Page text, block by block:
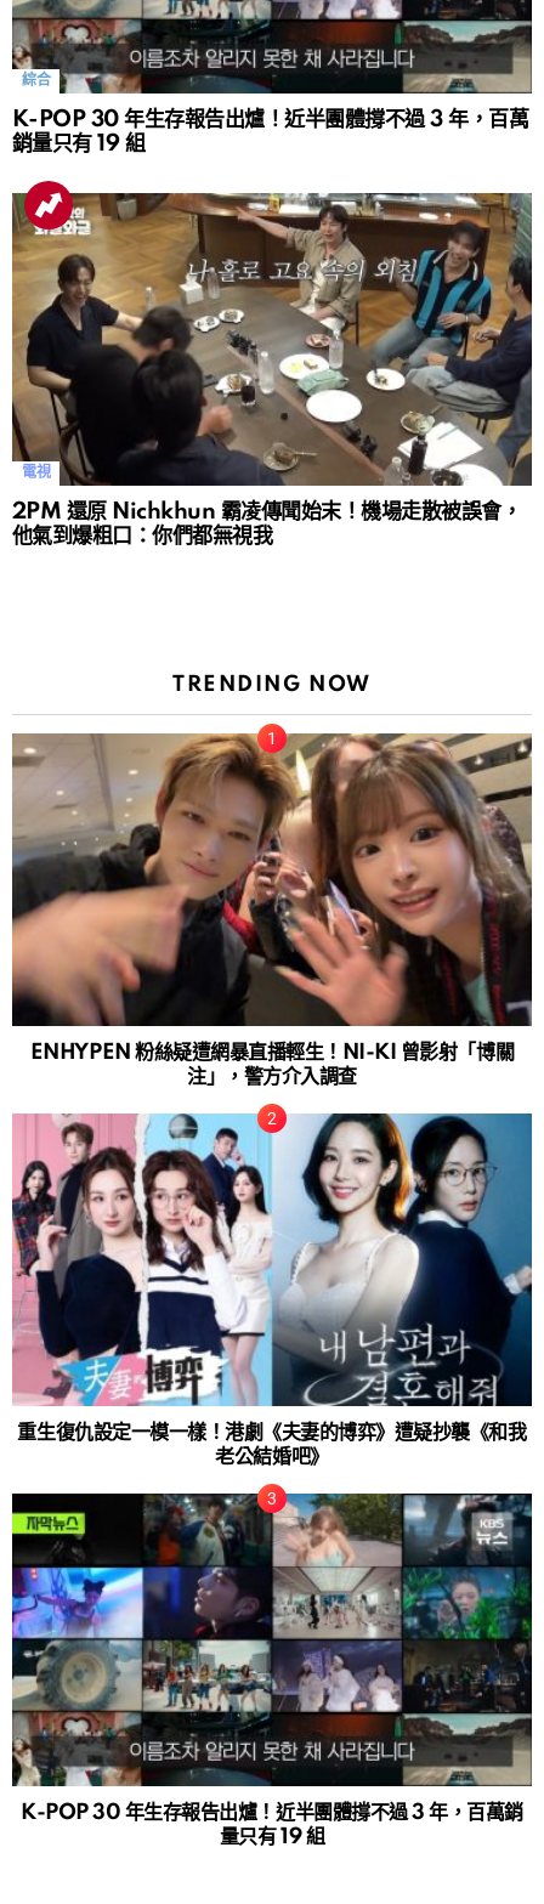
綜合
K-POP 30 年生存報告出爐！近半團體撐不過 3 年，百萬
銷量只有 19 組
電視
2PM 還原 Nichkhun 霸凌傳聞始末！機場走散被誤會，
他氣到爆粗口：你們都無視我
TRENDING NOW
ENHYPEN 粉絲疑遭網暴直播輕生！NI-KI 曾影射「博關
注」，警方介入調查
重生復仇設定一模一樣！港劇《夫妻的博弈》遭疑抄襲《和我
老公結婚吧》
K-POP 30 年生存報告出爐！近半團體撐不過 3 年，百萬銷
量只有 19 組